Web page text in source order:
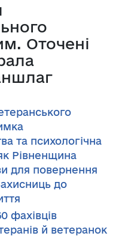
Оточені
та психологічна
Рівненщина
для повернення
до
фахівців
й ветеранок